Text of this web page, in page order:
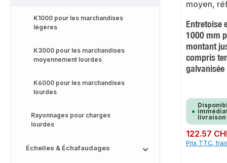
K1000 pour les marchandises
légères
K3000 pour les marchandises
moyennement lourdes
K6000 pour les marchandises
lourdes
Rayonnages pour charges
lourdes
Échelles & Échafaudages
Entretoise
1000 mm
montant
compris
galvanisée
Prix régulier :
122.57
Prix TTC,